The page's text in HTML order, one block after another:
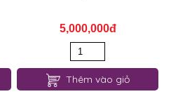
5,000,000đ
Thêm vào giỏ